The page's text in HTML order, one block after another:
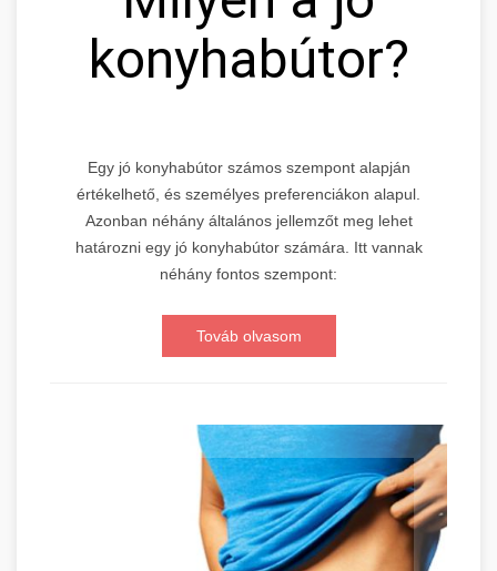
konyhabútor?
Egy jó konyhabútor számos szempont alapján
értékelhető, és személyes preferenciákon alapul.
Azonban néhány általános jellemzőt meg lehet
határozni egy jó konyhabútor számára. Itt vannak
néhány fontos szempont:
Továb olvasom